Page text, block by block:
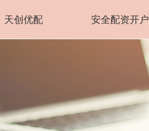
天创优配 安全配资开户